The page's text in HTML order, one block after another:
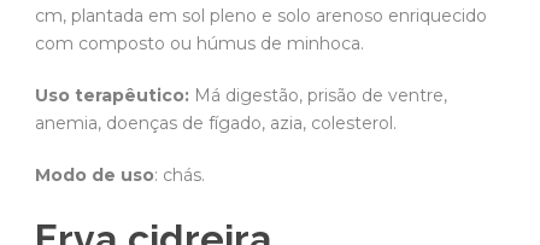
cm, plantada em sol pleno e solo arenoso enriquecido
com composto ou húmus de minhoca.
Uso terapêutico: Má digestão, prisão de ventre,
anemia, doenças de fígado, azia, colesterol.
Modo de uso: chás.